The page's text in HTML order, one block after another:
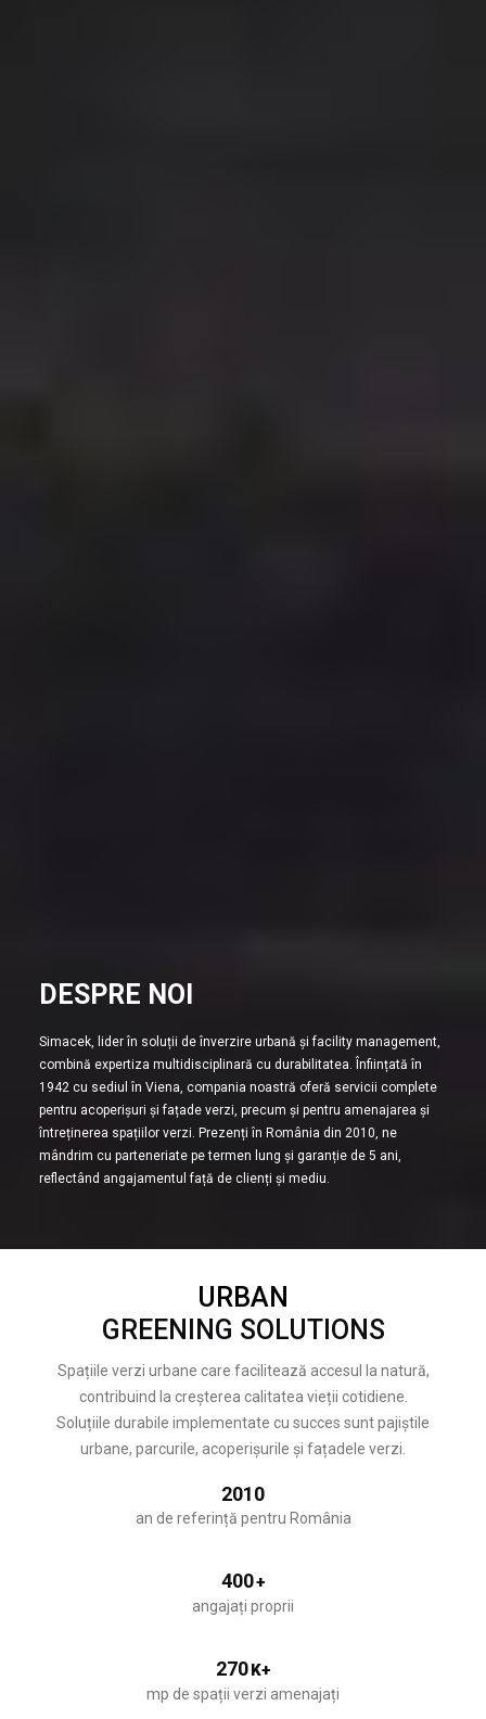
DESPRE NOI
Simacek, lider în soluții de înverzire urbană și facility management,
combină expertiza multidisciplinară cu durabilitatea. Înființată în
1942 cu sediul în Viena, compania noastră oferă servicii complete
pentru acoperișuri și fațade verzi, precum și pentru amenajarea și
întreținerea spațiilor verzi. Prezenți în România din 2010, ne
mândrim cu parteneriate pe termen lung și garanție de 5 ani,
reflectând angajamentul față de clienți și mediu.
URBAN
GREENING SOLUTIONS
Spațiile verzi urbane care facilitează accesul la natură,
contribuind la creșterea calitatea vieții cotidiene.
Soluțiile durabile implementate cu succes sunt pajiștile
urbane, parcurile, acoperișurile și fațadele verzi.
2010
an de referință pentru România
400+
angajați proprii
270K+
mp de spații verzi amenajați